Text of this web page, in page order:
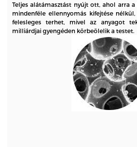
Teljes alátámasztást nyújt ott, ahol arra a
mindenféle ellennyomás kifejtése
felesleges terhet, mivel az anyagot
milliárdjai gyengéden körbeölelik a testet.